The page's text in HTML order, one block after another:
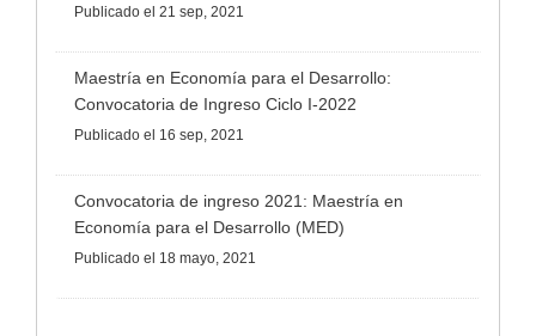
Publicado el 21 sep, 2021
Maestría en Economía para el Desarrollo:
Convocatoria de Ingreso Ciclo I-2022
Publicado el 16 sep, 2021
Convocatoria de ingreso 2021: Maestría en
Economía para el Desarrollo (MED)
Publicado el 18 mayo, 2021